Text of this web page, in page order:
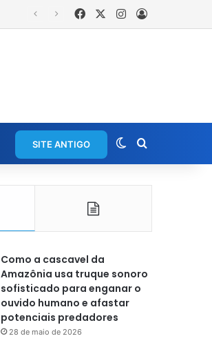
FacebookInstagram
SITE ANTIGO Switch skin
Como a cascavel da
Amazônia usa truque sonoro
sofisticado para enganar o
ouvido humano e afastar
potenciais predadores
28 de maio de 2026